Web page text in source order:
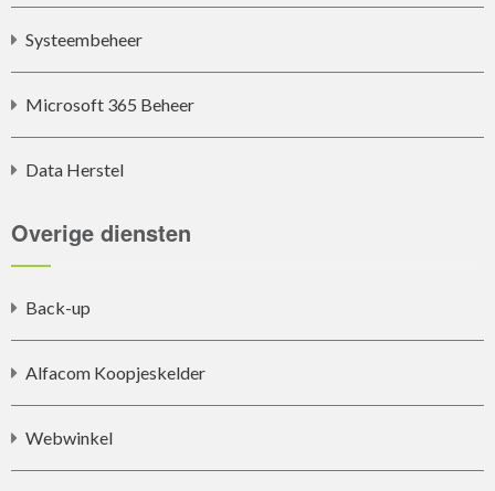
Systeembeheer
Microsoft 365 Beheer
Data Herstel
Overige diensten
Back-up
Alfacom Koopjeskelder
Webwinkel